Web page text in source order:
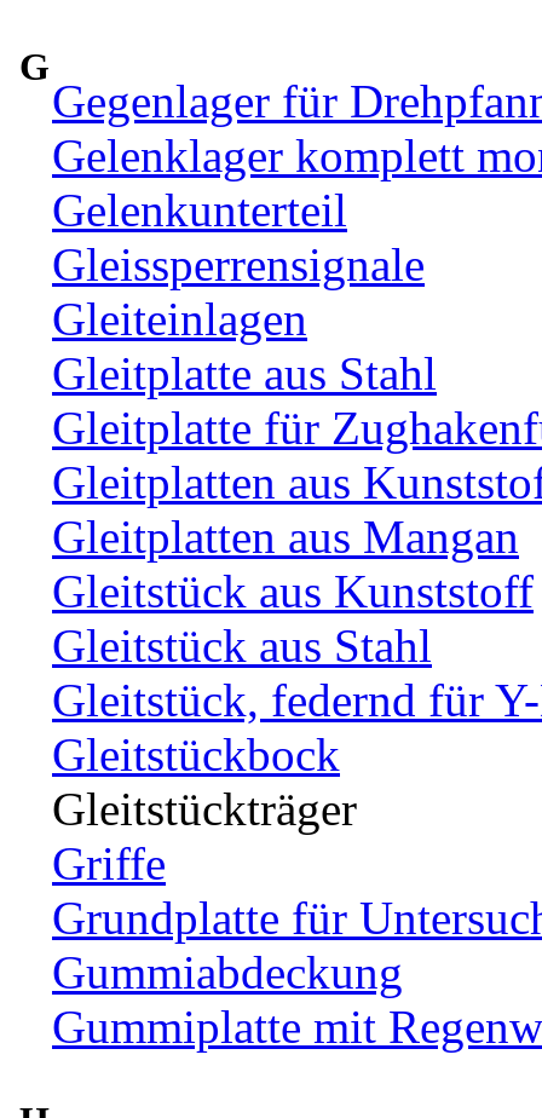
G
Gegenlager für
Gelenklager komplett
Gelenkunterteil
Gleissperrensignale
Gleiteinlagen
Gleitplatte aus Stahl
Gleitplatte für
Gleitplatten aus
Gleitplatten aus Mangan
Gleitstück aus Kunststoff
Gleitstück aus Stahl
Gleitstück, federnd für
Gleitstückbock
Gleitstückträger
Griffe
Grundplatte für
Gummiabdeckung
Gummiplatte mit